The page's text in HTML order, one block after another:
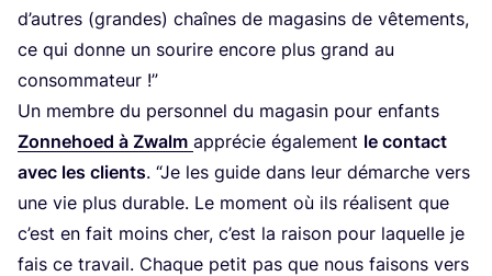
d’autres (grandes) chaînes de maga­sins de vête­ments,
ce qui donne un sou­rire encore plus grand au
consommateur !”
Un membre du per­son­nel du maga­sin pour enfants
Zon­ne­hoed à Zwalm appré­cie éga­le­ment le contact
avec les clients. “Je les guide dans leur démarche vers
une vie plus durable. Le moment où ils réa­lisent que
c’est en fait moins cher, c’est la rai­son pour laquelle je
fais ce tra­vail. Chaque petit pas que nous fai­sons vers